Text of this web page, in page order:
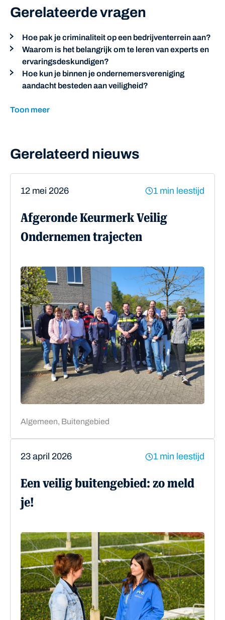
Gerelateerde vragen
Hoe pak je criminaliteit op een bedrijventerrein aan?
Waarom is het belangrijk om te leren van experts en
ervaringsdeskundigen?
Hoe kun je binnen je ondernemersvereniging
aandacht besteden aan veiligheid?
Toon meer
Gerelateerd nieuws
12 mei 2026 1 min leestijd
Afgeronde Keurmerk Veilig
Ondernemen trajecten
Algemeen, Buitengebied
23 april 2026 1 min leestijd
Een veilig buitengebied: zo meld
je!